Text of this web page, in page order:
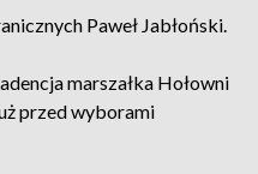
Paweł Jabłoński.
marszałka Hołowni
przed wyborami